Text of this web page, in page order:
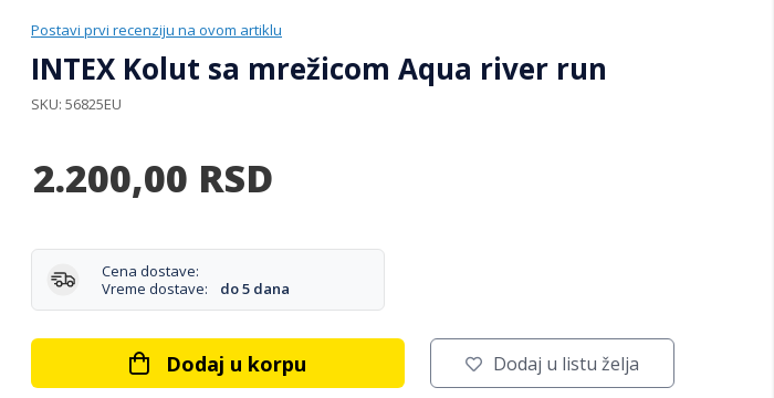
Postavi prvi recenziju na ovom artiklu
INTEX Kolut sa mrežicom Aqua river run
SKU 56825EU
2.200,00 RSD
Cena dostave:
Vreme dostave:
do 5 dana
Dodaj u korpu Dodaj u listu želja